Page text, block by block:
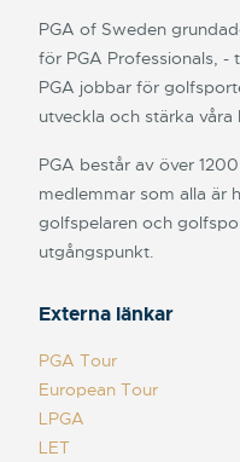
PGA of Sweden
för PGA Professionals, -
PGA jobbar för
utveckla och stärka våra
PGA består av över
medlemmar som alla är
golfspelaren och
utgångspunkt.
Externa länkar
PGA Tour
European Tour
LPGA
LET